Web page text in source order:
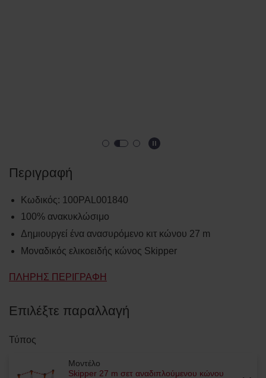
Περιγραφή
Κωδικός: 100PAL001840
100% ανακυκλώσιμο
Δημιουργεί ένα ανασυρόμενο κιτ κώνου 27 m
Μοναδικός ελικοειδής κώνος Skipper
ΠΛΉΡΗΣ ΠΕΡΙΓΡΑΦΉ
Επιλέξτε παραλλαγή
Τύπος
Μοντέλο
Skipper 27 m σετ αναδιπλούμενου κώνου